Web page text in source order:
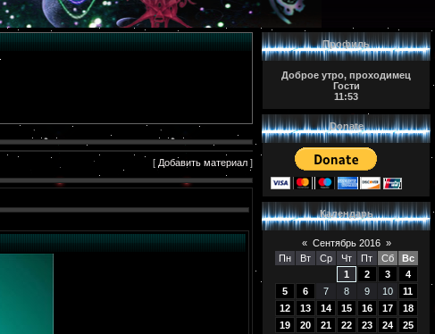
[ Добавить материал ]
Профиль
Доброе утро, проходимец
Гости
11:53
Donate
Календарь
« Сентябрь 2016 »
Пн
Вт Ср Чт Пт Сб
Вс
1
2 3
4
5
6 7 8 9 10
11
12
13 14 15 16 17
18
19
20 21 22 23 24
25